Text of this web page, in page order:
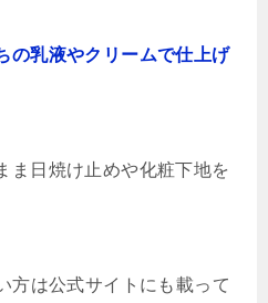
の乳液やクリームで仕上げ
ま日焼け止めや化粧下地を
方は公式サイトにも載って